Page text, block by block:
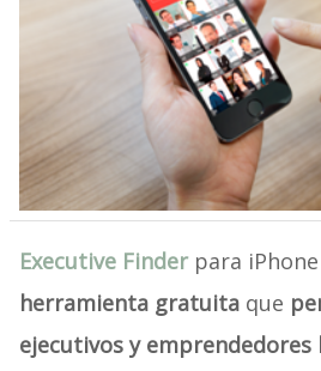
Executive Finder para
herramienta gratuita que
ejecutivos y emprendedores